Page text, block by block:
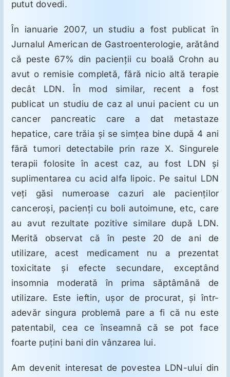
putut dovedi.
În ianuarie 2007, un studiu a fost publicat în
Jurnalul American de Gastroenterologie, arătând
că peste 67% din pacienţii cu boală Crohn au
avut o remisie completă, fără nicio altă terapie
decât LDN. În mod similar, recent a fost
publicat un studiu de caz al unui pacient cu un
cancer pancreatic care a dat metastaze
hepatice, care trăia şi se simţea bine după 4 ani
fără tumori detectabile prin raze X. Singurele
terapii folosite în acest caz, au fost LDN şi
suplimentarea cu acid alfa lipoic. Pe saitul LDN
veţi găsi numeroase cazuri ale pacienţilor
canceroşi, pacienţi cu boli autoimune, etc, care
au avut rezultate pozitive similare după LDN.
Merită observat că în peste 20 de ani de
utilizare, acest medicament nu a prezentat
toxicitate şi efecte secundare, exceptând
insomnia moderată în prima săptâmână de
utilizare. Este ieftin, uşor de procurat, şi într-
adevăr singura problemă pare a fi că nu este
patentabil, cea ce înseamnă că se pot face
foarte puţini bani din vânzarea lui.
Am devenit interesat de povestea LDN-ului din